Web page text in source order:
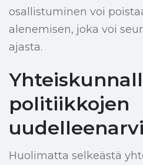
osallistuminen voi
alenemisen, joka voi
ajasta.
politiikkojen
Huolimatta selkeästä